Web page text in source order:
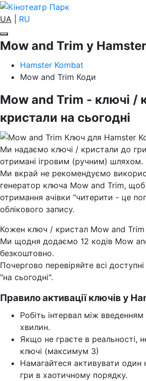
UA RU
Mow and Trim у
Hamster Kombat
Mow and Trim Коди
Mow and Trim - ключі /
кристали на сьогодні
Ми надаємо ключі / кристали до
отримані ігровим (ручним) шляхом.
Ми вкрай не рекомендуємо
генератор ключа Mow and Trim,
отримання ачівки "читерити - це
облікового запису.
Кожен ключ / кристал Mow and Trim
Ми щодня додаємо 12 кодів Mow
безкоштовно.
Почергово перевіряйте всі
"на сьогодні".
Правило активації ключів у
Робіть інтервал між
хвилин.
Якщо не граєте в реальності,
ключі (максимум 3)
Намагайтеся активувати один
гри в хаотичному порядку.